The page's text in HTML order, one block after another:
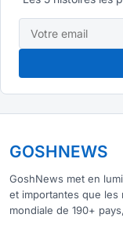
GOSHNEWS
GoshNews met en
et importantes que les
mondiale de 190+